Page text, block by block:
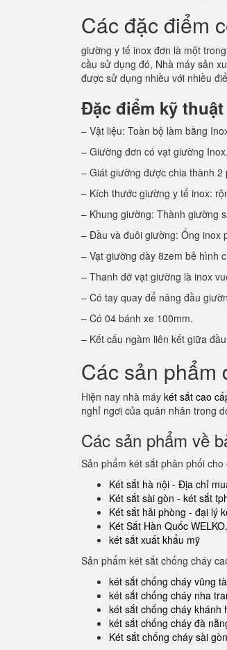
Các đặc điểm
giường y tế inox đơn là một
cầu sử dụng đó, Nhà máy sản
được sử dụng nhiều với nhiều
Đặc điểm kỹ
– Vật liệu: Toàn bộ làm bằng
– Giường đơn có vạt giường
– Giát giường được chia thành 2
– Kích thước giường y tế inox:
– Khung giường: Thành giường
– Đầu và đuôi giường: Ống inox
– Vạt giường dày 8zem bẻ hình
– Thanh đỡ vạt giường là inox
– Có tay quay để nâng đầu
– Có 04 bánh xe 100mm.
– Kết cấu ngàm liên kết giữa
Các sản phẩm
Hiện nay nhà máy két sắt cao
nghỉ ngơi của quân nhân trong
Các sản phẩm về
Sản phẩm két sắt phân phối
Két sắt hà nội - Địa chỉ
Két sắt sài gòn - két sắt
Két sắt hải phòng - đại lý
Két Sắt Hàn Quốc
két sắt xuất khẩu mỹ
Sản phẩm két sắt chống cháy
két sắt chống cháy vũng
két sắt chống cháy nha
két sắt chống cháy khánh
két sắt chống cháy đà
Két sắt chống cháy sài gòn